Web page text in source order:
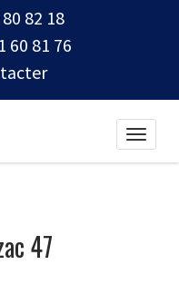
82 18
60 81 76
Toggle
47